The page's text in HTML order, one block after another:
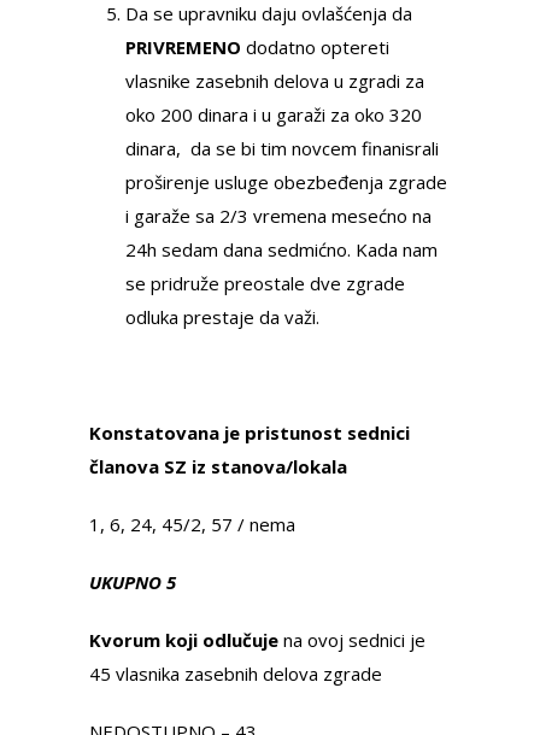
Da se upravniku daju ovlašćenja da
PRIVREMENO dodatno optereti
vlasnike zasebnih delova u zgradi za
oko 200 dinara i u garaži za oko 320
dinara, da se bi tim novcem finanisrali
proširenje usluge obezbeđenja zgrade
i garaže sa 2/3 vremena mesećno na
24h sedam dana sedmićno. Kada nam
se pridruže preostale dve zgrade
odluka prestaje da važi.
Konstatovana je pristunost sednici
članova SZ iz stanova/lokala
1, 6, 24, 45/2, 57 / nema
UKUPNO 5
Kvorum koji odlučuje na ovoj sednici je
45 vlasnika zasebnih delova zgrade